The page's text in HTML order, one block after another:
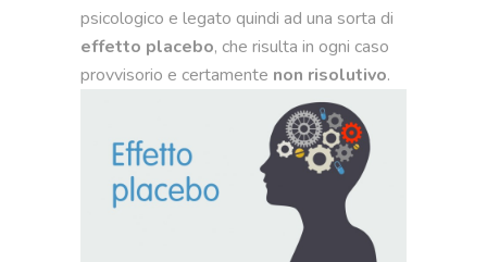
psicologico e legato quindi ad una sorta di
effetto placebo, che risulta in ogni caso
provvisorio e certamente non risolutivo.